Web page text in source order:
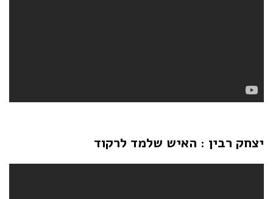
יצחק רבין : האיש שלמד לרקוד